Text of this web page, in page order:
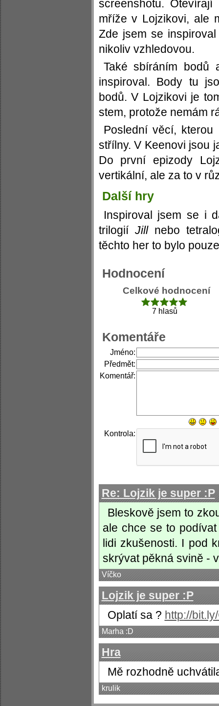
screenshotu.
mříže v Lojzikovi, ale
Zde jsem se
nikoliv vzhledovou.
Také sbíráním bodů
inspiroval. Body tu
bodů. V Lojzikovi je
stem, protože nemám
Poslední věcí,
střílny. V Keenovi jsou
Do první epizody
vertikální, ale za to v
Další hry
Inspiroval jsem se i
trilogií Jillnebo
těchto her to bylo
Hodnocení
Celkové hodnocení
7 hlasů
Komentáře
Jméno:
Předmět:
Komentář:
Kontrola:
Re: Lojzik je super :P
Bleskově jsem to
ale chce se to
lidi zkušenosti. I pod
skrývat pěkná svině -
Víčko
Lojzik je super :P
Oplatí sa ? http://
Marha :D
Hra
Mě rozhodně
krulik